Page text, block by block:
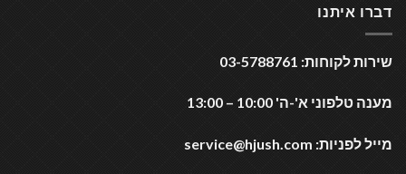
דברו איתנו
שירות לקוחות: 03-5788761
מענה טלפוני א'-ה' 10:00 – 13:00
מייל לפניות: service@hjush.com